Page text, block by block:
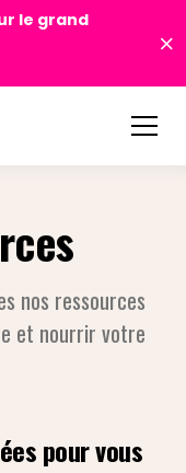
le grand
nos ressources
et nourrir votre
pour vous